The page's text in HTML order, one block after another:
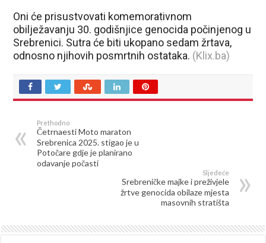
Oni će prisustvovati komemorativnom
obilježavanju 30. godišnjice genocida počinjenog u
Srebrenici. Sutra će biti ukopano sedam žrtava,
odnosno njihovih posmrtnih ostataka. (Klix.ba)
Prethodno
Četrnaesti Moto maraton
Srebrenica 2025. stigao je u
Potočare gdje je planirano
odavanje počasti
Sljedeće
Srebreničke majke i preživjele
žrtve genocida obilaze mjesta
masovnih stratišta